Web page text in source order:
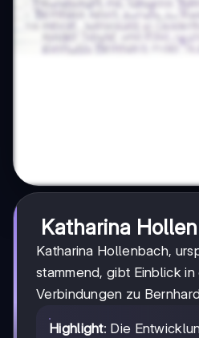
Katharina
Katharina Hollenbach,
stammend, gibt Einblick in
Verbindungen zu
Highlight: Die